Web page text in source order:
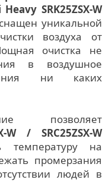
SRK25ZSX-W
уникальной
воздуха от
очистка не
в воздушное
ни каких
позволяет
W / SRC25ZSX-W
температуру на
промерзания
людей в